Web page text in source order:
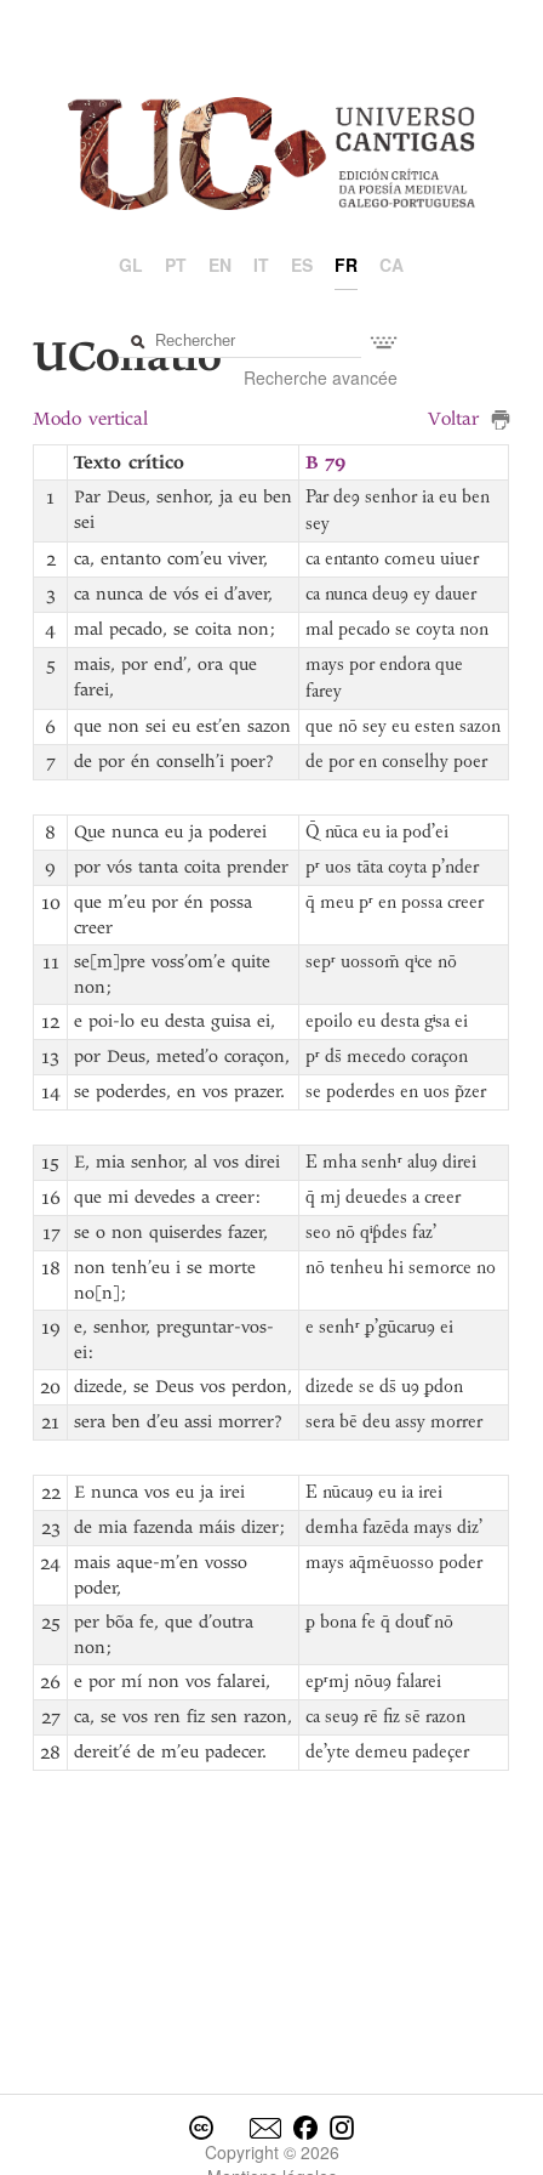
GL PT EN IT ES FR CA
Recherche avancée
UCollatio
Modo vertical
Voltar
Texto crítico
B 79
1
Par Deus, senhor, ja eu ben
sei
Par deꝯ senhor ia eu ben
sey
2 ca, entanto com’eu viver, ca entanto comeu uiuer
3 ca nunca de vós ei d’aver, ca nunca deuꝯ ey dauer
4 mal pecado, se coita non; mal pecado se coyta non
5
mais, por end’, ora que
farei,
mays por endora que
farey
6 que non sei eu est’en sazon que nō sey eu esten sazon
7 de por én conselh’i poer? de por en conselhy poer
8 Que nunca eu ja poderei Q̄ nūca eu ia podʼei
9 por vós tanta coita prender pʳ uos tāta coyta pʼnder
10
que m’eu por én possa
creer
q̄ meu pʳ en possa creer
11
se[m]pre voss’om’e quite
non;
sepʳ uossom̄ qⁱce nō
12 e poi-lo eu desta guisa ei, epoilo eu desta gⁱsa ei
13 por Deus, meted’o coraçon, pʳ ds̄ mecedo coraçon
14 se poderdes, en vos prazer. se poderdes en uos p̃zer
15 E, mia senhor, al vos direi E mha senhʳ aluꝯ direi
16 que mi devedes a creer: q̄ mj deuedes a creer
17 se o non quiserdes fazer, seo nō qⁱƥdes fazʼ
18
non tenh’eu i se morte
no[n];
nō tenheu hi semorce no
19
e, senhor, preguntar-vos-
ei:
e senhʳ ꝑʼgūcaruꝯ ei
20 dizede, se Deus vos perdon, dizede se ds̄ uꝯ ꝑdon
21 sera ben d’eu assi morrer? sera bē deu assy morrer
22 E nunca vos eu ja irei E nūcauꝯ eu ia irei
23 de mia fazenda máis dizer; demha fazēda mays dizʼ
24
mais aque-m’en vosso
poder,
mays aq̄mēuosso poder
25
per bõa fe, que d’outra
non;
ꝑ bona fe q̄ dout͂ nō
26 e por mí non vos falarei, eꝑʳmj nōuꝯ falarei
27 ca, se vos ren fiz sen razon, ca seuꝯ rē fiz sē razon
28 dereit’é de m’eu padecer. deʼyte demeu padeçer
Copyright © 2026